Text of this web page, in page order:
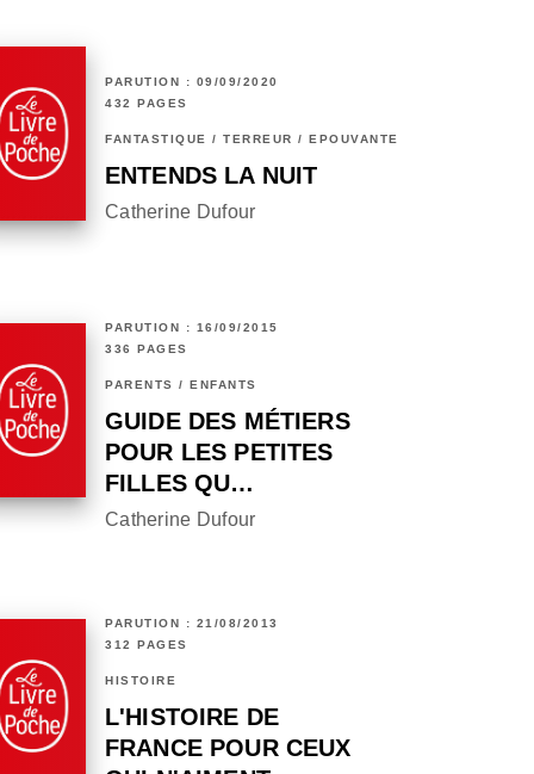
PARUTION : 09/09/2020
432 PAGES
FANTASTIQUE / TERREUR / EPOUVANTE
ENTENDS LA NUIT
Catherine Dufour
PARUTION : 16/09/2015
336 PAGES
PARENTS / ENFANTS
GUIDE DES MÉTIERS
POUR LES PETITES
FILLES QU…
Catherine Dufour
PARUTION : 21/08/2013
312 PAGES
HISTOIRE
L'HISTOIRE DE
FRANCE POUR CEUX